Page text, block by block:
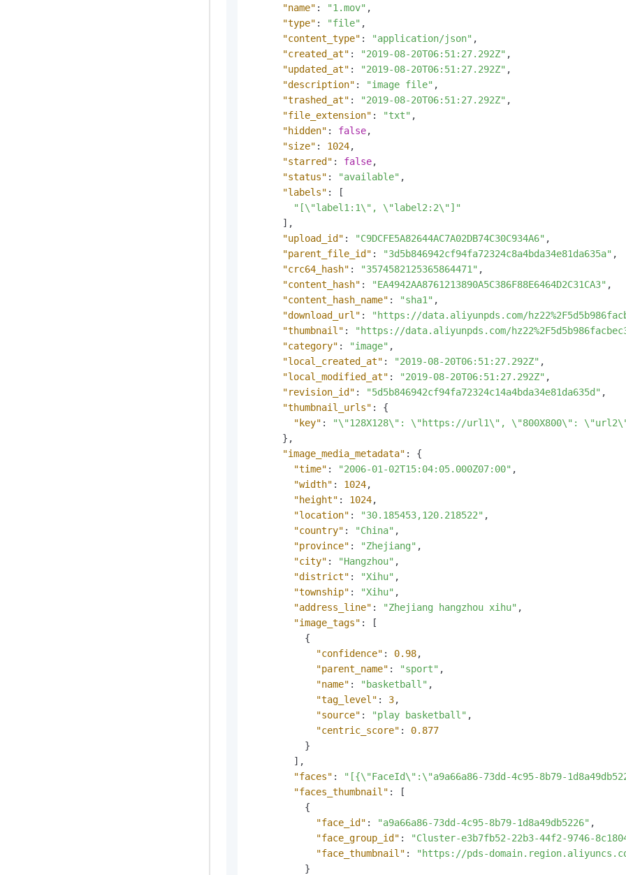
"name" : "1.mov" ,
"type" : "file" ,
"content_type" : "application/json" ,
"created_at" : "2019-08-20T06:51:27.292Z" ,
"updated_at" : "2019-08-20T06:51:27.292Z" ,
"description" : "image file" ,
"trashed_at" : "2019-08-20T06:51:27.292Z" ,
"file_extension" : "txt" ,
"hidden" : false,
"size" : 1024,
"starred" : false,
"status" : "available" ,
"labels" :
[
"[\"label1:1\", \"label2:2\"]"
] ,
"upload_id" : "C9DCFE5A82644AC7A02DB74C30C934A6" ,
"parent_file_id" : "3d5b846942cf94fa72324c8a4bda34e81da635a" ,
"crc64_hash" : "3574582125365864471" ,
"content_hash" : "EA4942AA8761213890A5C386F88E6464D2C31CA3" ,
"content_hash_name" : "sha1" ,
"download_url" :
"https://data.aliyunpds.com/
"thumbnail" :
"https://data.aliyunpds.com/
"category" : "image" ,
"local_created_at" : "2019-08-20T06:51:27.292Z" ,
"local_modified_at" : "2019-08-20T06:51:27.292Z" ,
"revision_id" : "5d5b846942cf94fa72324c14a4bda34e81da635d" ,
"thumbnail_urls" :
{
"key" :
"\"128X128\": \"https://url1\", \"800X800\":
} ,
"image_media_metadata" :
{
"time" : "2006-01-02T15:04:05.000Z07:00" ,
"width" : 1024,
"height" : 1024,
"location" : "30.185453,120.218522" ,
"country" : "China" ,
"province" : "Zhejiang" ,
"city" : "Hangzhou" ,
"district" : "Xihu" ,
"township" : "Xihu" ,
"address_line" : "Zhejiang hangzhou xihu" ,
"image_tags" :
[
{
"confidence" : 0.98,
"parent_name" : "sport" ,
"name" : "basketball" ,
"tag_level" : 3,
"source" : "play basketball" ,
"centric_score" :
0.877
}
] ,
"faces" :
"[{\"FaceId\":\"a9a66a86-73dd-4c95-8b79-
"faces_thumbnail" :
[
{
"face_id" : "a9a66a86-73dd-4c95-8b79-1d8a49db5226" ,
"face_group_id" :
"Cluster-e3b7fb52-22b3-44f2-9746-
"face_thumbnail" :
"https://pds-domain.region.aliyuncs.com/
}